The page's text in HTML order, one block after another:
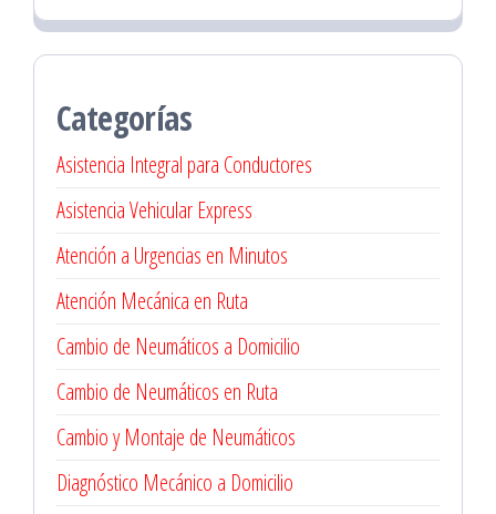
Vulca
Categorías
Asistencia Integral para Conductores
Asistencia Vehicular Express
Atención a Urgencias en Minutos
Atención Mecánica en Ruta
Cambio de Neumáticos a Domicilio
Cambio de Neumáticos en Ruta
Cambio y Montaje de Neumáticos
Diagnóstico Mecánico a Domicilio